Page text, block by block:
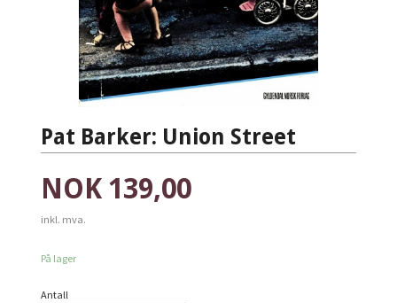
Pat Barker: Union Street
Pris
NOK 139,00
inkl. mva.
På lager
Antall